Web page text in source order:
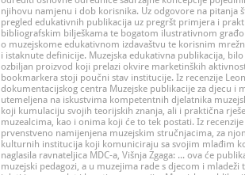
njihovu namjenu i dob korisnika. Uz odgovore na pitanja
pregled edukativnih publikacija uz pregršt primjera i
bibliografskim bilješkama te bogatom ilustrativnom
o muzejskome edukativnom izdavaštvu te korisnim
i istaknute definicije. Muzejska edukativna publikacija,
ozbiljan proizvod koji prelazi okvire marketinških
bookmarkera stoji poučni stav institucije. Iz recenzije
dokumentacijskog centra Muzejske publikacije za djecu i
utemeljena na iskustvima kompetentnih djelatnika
koji kumulaciju svojih teorijskih znanja, ali i praktična
muzealcima, kao i onima koji će to tek postati. Iz
prvenstveno namijenjena muzejskim stručnjacima, za
kulturnih institucija koji komuniciraju sa svojim mlađim
naglasila ravnateljica MDC-a, Višnja Zgaga: ... ova će
muzejski pedagozi, a u muzejima rade s djecom i